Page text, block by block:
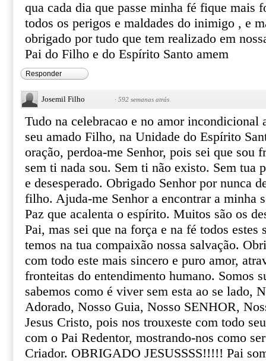
qua cada dia que passe minha fé fique mais
todos os perigos e maldades do inimigo , e
obrigado por tudo que tem realizado em
Pai do Filho e do Espírito Santo amem
Responder
Josemil Filho · 592 semanas atrás
Tudo na celebracao e no amor incondicional
seu amado Filho, na Unidade do Espírito
oração, perdoa-me Senhor, pois sei que sou
sem ti nada sou. Sem ti não existo. Sem tua
e desesperado. Obrigado Senhor por nunca
filho. Ajuda-me Senhor a encontrar a minha
Paz que acalenta o espírito. Muitos são os
Pai, mas sei que na força e na fé todos estes
temos na tua compaixão nossa salvação.
com todo este mais sincero e puro amor,
fronteitas do entendimento humano. Somos
sabemos como é viver sem esta ao se lado,
Adorado, Nosso Guia, Nosso SENHOR,
Jesus Cristo, pois nos trouxeste com todo
com o Pai Redentor, mostrando-nos como
Criador. OBRIGADO JESUSSSS!!!!! Pai